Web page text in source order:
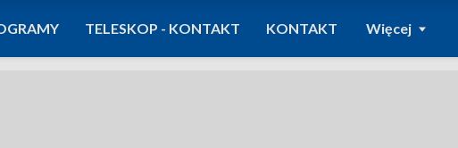
TELESKOP - KONTAKT KONTAKT Więcej